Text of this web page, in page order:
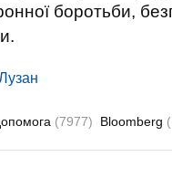
боротьби,
(7977) Bloomberg